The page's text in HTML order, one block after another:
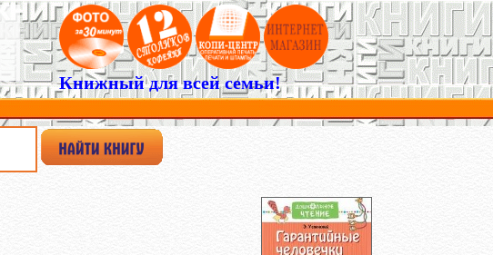
Книжный для всей семьи!